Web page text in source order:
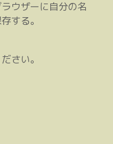
ウザーに自分の名
する。
さい。